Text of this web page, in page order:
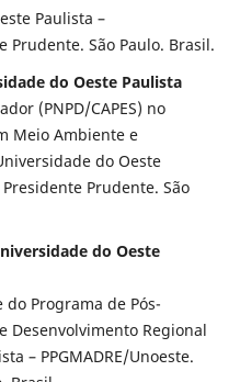
Paulista –
Prudente. São Paulo. Brasil.
do Oeste Paulista
(PNPD/CAPES) no
Meio Ambiente e
do Oeste
Presidente Prudente. São
do Oeste
Programa de Pós-
Desenvolvimento Regional
– PPGMADRE/Unoeste.